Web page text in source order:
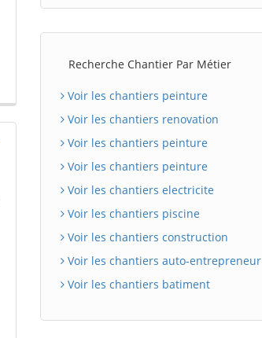
Recherche Chantier Par Métier
Voir les chantiers peinture
Voir les chantiers renovation
Voir les chantiers peinture
Voir les chantiers peinture
Voir les chantiers electricite
Voir les chantiers piscine
Voir les chantiers construction
Voir les chantiers auto-entrepreneur
Voir les chantiers batiment